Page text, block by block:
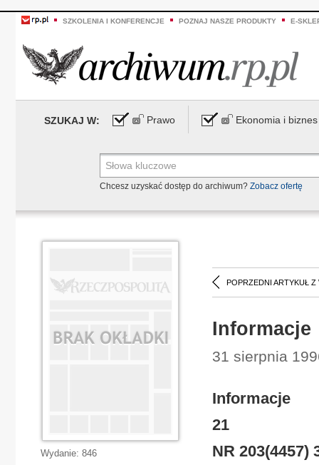
SZKOLENIA I KONFERENCJE POZNAJ NASZE PRODUKTY E-
SZUKAJ W: Prawo Ekonomia i biznes
Chcesz uzyskać dostęp do archiwum? Zobacz ofertę
POPRZEDNI ARTYKUŁ Z
Informacje
31 sierpnia
Informacje
21
NR 203(4457)
Wydanie: 846